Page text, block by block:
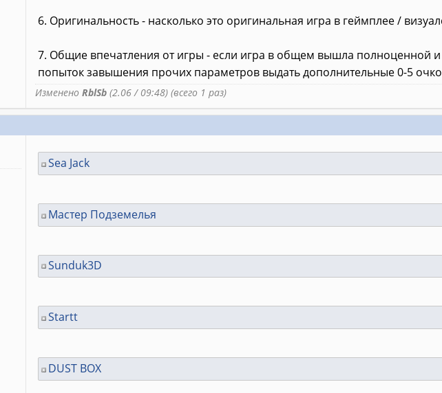
6. Оригинальность - насколько это оригинальная игра в геймплее /
7. Общие впечатления от игры - если игра в общем вышла полноценной
попыток завышения прочих параметров выдать дополнительные 0-5
Изменено RblSb(2.06 / 09:48) (всего 1 раз)
Sea Jack
Мастер Подземелья
Sunduk3D
Startt
DUST BOX